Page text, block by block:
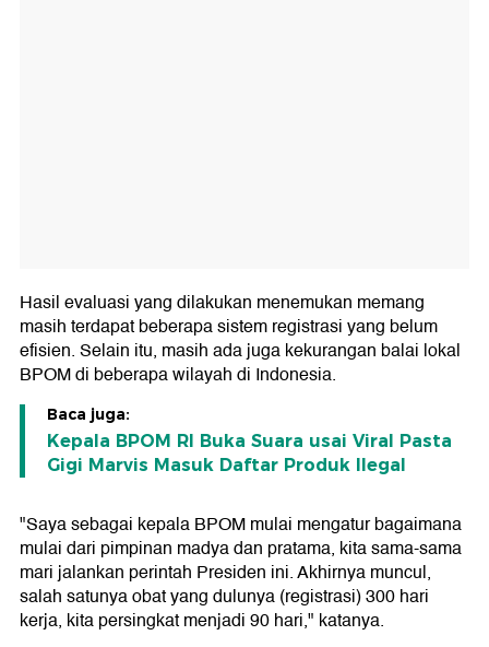
Hasil evaluasi yang dilakukan menemukan memang
masih terdapat beberapa sistem registrasi yang belum
efisien. Selain itu, masih ada juga kekurangan balai lokal
BPOM di beberapa wilayah di Indonesia.
Baca juga:
Kepala BPOM RI Buka Suara usai Viral Pasta
Gigi Marvis Masuk Daftar Produk Ilegal
"Saya sebagai kepala BPOM mulai mengatur bagaimana
mulai dari pimpinan madya dan pratama, kita sama-sama
mari jalankan perintah Presiden ini. Akhirnya muncul,
salah satunya obat yang dulunya (registrasi) 300 hari
kerja, kita persingkat menjadi 90 hari," katanya.